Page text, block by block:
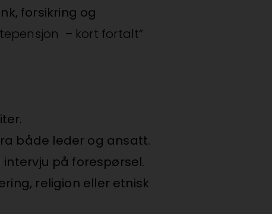
forsikring og
– kort fortalt”
både leder og ansatt.
på forespørsel.
religion eller etnisk